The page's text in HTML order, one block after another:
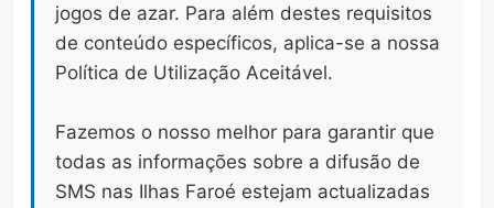
jogos de azar. Para além destes requisitos
de conteúdo específicos, aplica-se a nossa
Política de Utilização Aceitável.
Fazemos o nosso melhor para garantir que
todas as informações sobre a difusão de
SMS nas Ilhas Faroé estejam actualizadas